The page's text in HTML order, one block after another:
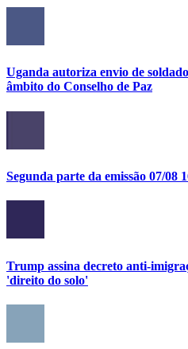
Uganda autoriza envio de
âmbito do Conselho de Paz
Segunda parte da emissão 07/08
Trump assina decreto anti-
'direito do solo'